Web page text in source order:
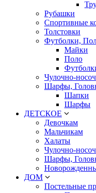
Рубашки
Спортивные
Толстовки
Футболки,
Майки
Поло
Чулочно-
Шарфы,
Шапки
Шарфы
ДЕТСКОЕ
Девочкам
Мальчикам
Халаты
Чулочно-
Шарфы,
ДОМ
Постельные